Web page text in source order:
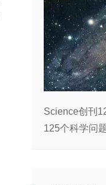
Science创刊
125个科学问